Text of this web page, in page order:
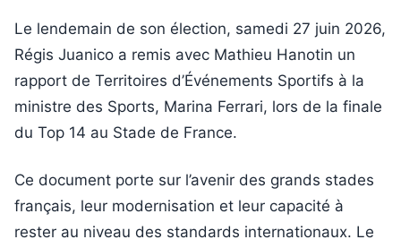
Le lendemain de son élection, samedi 27 juin 2026,
Régis Juanico a remis avec Mathieu Hanotin un
rapport de Territoires d’Événements Sportifs à la
ministre des Sports, Marina Ferrari, lors de la finale
du Top 14 au Stade de France.
Ce document porte sur l’avenir des grands stades
français, leur modernisation et leur capacité à
rester au niveau des standards internationaux. Le